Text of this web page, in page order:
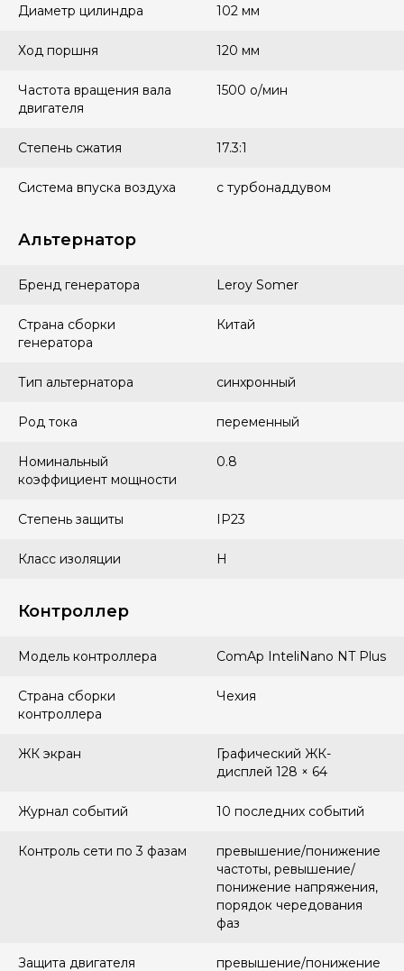
Диаметр цилиндра 102 мм
Ход поршня 120 мм
Частота вращения вала
двигателя
1500 о/мин
Степень сжатия 17.3:1
Система впуска воздуха с турбонаддувом
Альтернатор
Бренд генератора Leroy Somer
Страна сборки
генератора
Китай
Тип альтернатора синхронный
Род тока переменный
Номинальный
коэффициент мощности
0.8
Степень защиты IP23
Класс изоляции H
Контроллер
Модель контроллера ComAp InteliNano NT Plus
Страна сборки
контроллера
Чехия
ЖК экран
Графический ЖК-
дисплей 128 × 64
Журнал событий 10 последних событий
Контроль сети по 3 фазам
превышение/понижение
частоты, ревышение/
понижение напряжения,
порядок чередования
фаз
Защита двигателя превышение/понижение